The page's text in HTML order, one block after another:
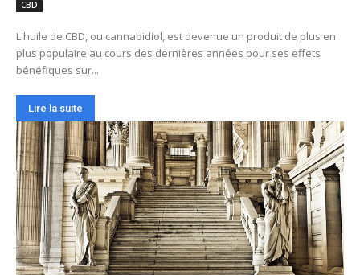
CBD
L'huile de CBD, ou cannabidiol, est devenue un produit de plus en
plus populaire au cours des dernières années pour ses effets
bénéfiques sur...
Lire la suite